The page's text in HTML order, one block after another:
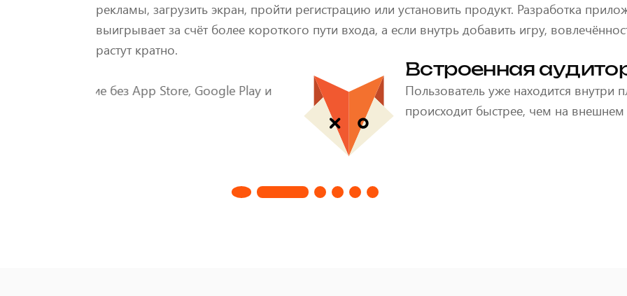
рекламы, загрузить экран, пройти регистрацию или установить продукт. Разработка
выигрывает за счёт более короткого пути входа, а если внутрь добавить игру,
растут кратно.
Встроенная аудитория VK
Пользователь уже находится внутри платформы и готов
происходит быстрее, чем на внешнем сайте.